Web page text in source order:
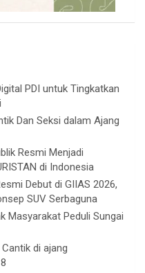
PDI untuk Tingkatkan
Dan Seksi dalam Ajang
Resmi Menjadi
di Indonesia
Debut di GIIAS 2026,
SUV Serbaguna
Masyarakat Peduli Sungai
di ajang